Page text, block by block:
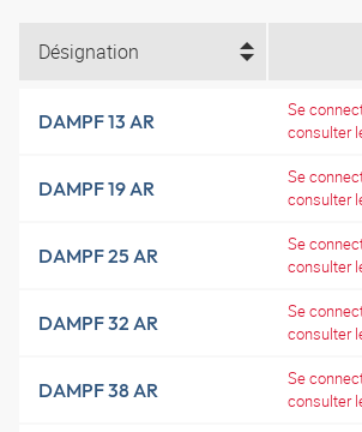
Désignation
DAMPF 13 AR
Se
consulter
DAMPF 19 AR
Se
consulter
DAMPF 25 AR
Se
consulter
DAMPF 32 AR
Se
consulter
DAMPF 38 AR
Se
consulter